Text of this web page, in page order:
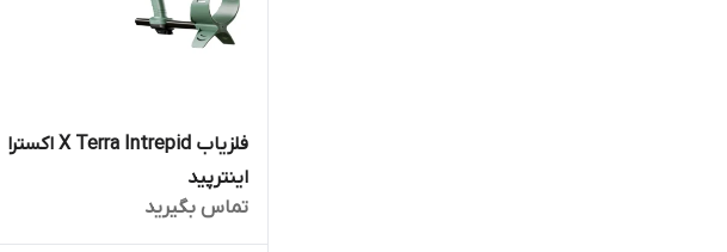
فلزیاب X Terra Intrepid اکسترا
اینترپید
تماس بگیرید